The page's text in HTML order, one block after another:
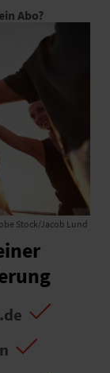
Abo?
Stock/Jacob Lund